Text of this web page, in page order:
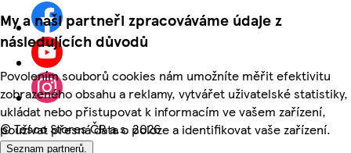
My a naši partneři zpracováváme údaje z
následujících důvodů
Povolením souborů cookies nám umožníte měřit efektivitu
zobrazeného obsahu a reklamy, vytvářet uživatelské statistiky,
ukládat nebo přistupovat k informacím ve vašem zařízení,
používat přesná data o poloze a identifikovat vaše zařízení.
Seznam partnerů.
©Tesco Stores ČR a.s. 2026